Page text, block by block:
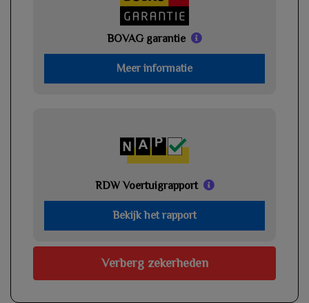
BOVAG garantie
Meer informatie
RDW Voertuigrapport
Bekijk het rapport
Verberg zekerheden